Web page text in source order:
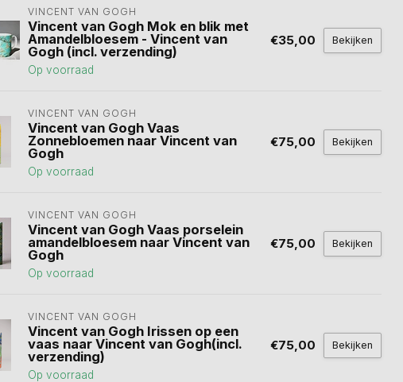
VINCENT VAN GOGH
Vincent van Gogh Mok en blik met
Amandelbloesem - Vincent van
Gogh (incl. verzending)
Op voorraad
€35,00 Bekijken
VINCENT VAN GOGH
Vincent van Gogh Vaas
Zonnebloemen naar Vincent van
Gogh
Op voorraad
€75,00 Bekijken
VINCENT VAN GOGH
Vincent van Gogh Vaas porselein
amandelbloesem naar Vincent van
Gogh
Op voorraad
€75,00 Bekijken
VINCENT VAN GOGH
Vincent van Gogh Irissen op een
vaas naar Vincent van Gogh(incl.
verzending)
Op voorraad
€75,00 Bekijken